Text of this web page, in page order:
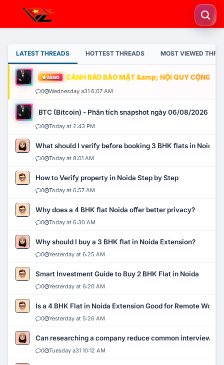
LATEST THREADS HOTTEST THREADS MOST VIEWED
VÀNG CẢNH BÁO BẢO MẬT &amp; NỘI QUY CỘNG
0 Wednesday a31 6:07 AM
BTC (Bitcoin) - Phân tích snapshot ngày 06/08/2026
0 Today at 2:43 PM
What should I verify before booking 3 BHK flats in Noida?
0 Today at 8:01 AM
How to Verify property in Noida Step by Step
0 Today at 6:57 AM
Why does a 4 BHK flat Noida offer better privacy?
0 Today at 6:30 AM
Why should I buy a 3 BHK flat in Noida Extension?
0 Yesterday at 6:25 AM
Smart Investment Guide to Buy 2 BHK Flat in Noida
0 Yesterday at 6:20 AM
Is a 4 BHK Flat in Noida Extension Good for Remote Work?
0 Yesterday at 5:26 AM
Can researching a company reduce common interview
0 Tuesday a31 10:12 AM